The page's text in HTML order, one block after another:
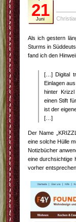
21
Juni
Als ich gestern
Sturms in
fand ich den
[…] Digital
Einlagen
hinter
einen Stift
ist der
[…]
Der Name
eine solche Hülle
Notizbücher
eine durchsichtige
vorher